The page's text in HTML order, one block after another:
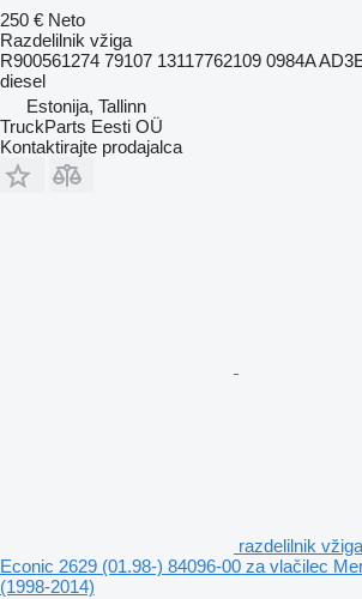
250 € Neto
Razdelilnik vžiga
R900561274 79107 13117762109 0984A
diesel
Estonija, Tallinn
TruckParts Eesti OÜ
Kontaktirajte prodajalca
razdelilnik
Econic 2629 (01.98-) 84096-00 za vlačilec
(1998-2014)